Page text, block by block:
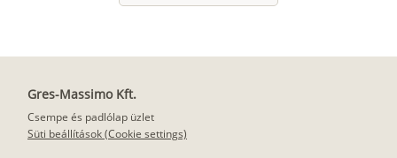
Gres-Massimo Kft.
Csempe és padlólap üzlet
Süti beállítások (Cookie settings)